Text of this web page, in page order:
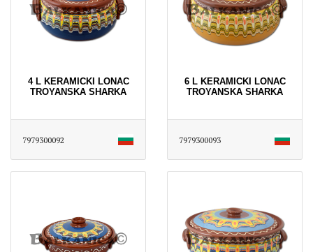
4 L KERAMICKI LONAC
TROYANSKA SHARKA
7979300092
6 L KERAMICKI LONAC
TROYANSKA SHARKA
7979300093